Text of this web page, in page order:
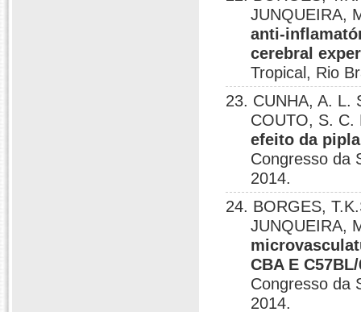
JUNQUEIRA,
anti-
cerebral
Tropical, Rio
23. CUNHA, A. L.
COUTO, S. C.
efeito da
Congresso da
2014.
24. BORGES,
JUNQUEIRA,
CBA E
Congresso da
2014.